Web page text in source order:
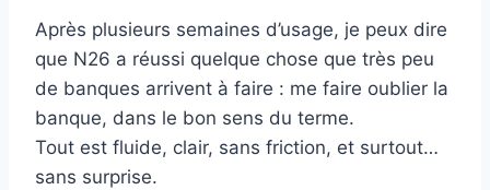
Après plusieurs semaines d’usage, je peux dire
que N26 a réussi quelque chose que très peu
de banques arrivent à faire : me faire oublier la
banque, dans le bon sens du terme.
Tout est fluide, clair, sans friction, et surtout…
sans surprise.